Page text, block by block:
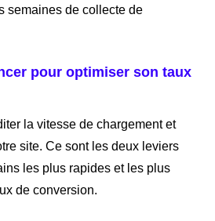
semaines de collecte de
pour optimiser son taux
la vitesse de chargement et
site. Ce sont les deux leviers
les plus rapides et les plus
de conversion.